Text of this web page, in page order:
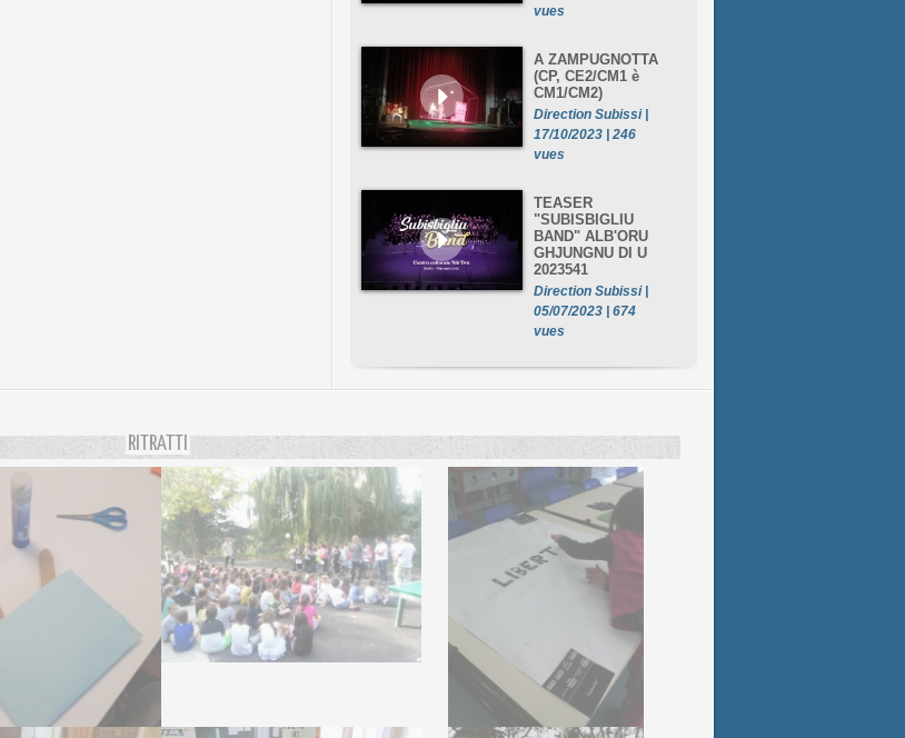
vues
A ZAMPUGNOTTA
(CP, CE2/CM1 è
CM1/CM2)
Direction Subissi |
17/10/2023 | 246
vues
TEASER
"SUBISBIGLIU
BAND" ALB'ORU
GHJUNGNU DI U
2023541
Direction Subissi |
05/07/2023 | 674
vues
RITRATTI